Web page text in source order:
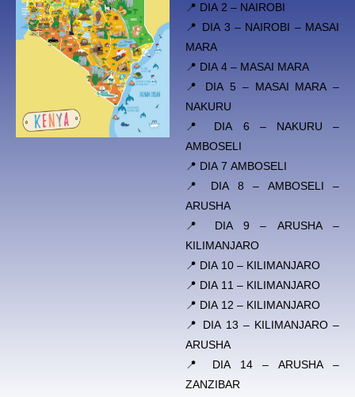
📍 DIA 2 – NAIROBI
📍 DIA 3 – NAIROBI – MASAI
MARA
📍 DIA 4 – MASAI MARA
📍 DIA 5 – MASAI MARA –
NAKURU
📍 DIA 6 – NAKURU –
AMBOSELI
📍 DIA 7 AMBOSELI
📍 DIA 8 – AMBOSELI –
ARUSHA
📍 DIA 9 – ARUSHA –
KILIMANJARO
📍 DIA 10 – KILIMANJARO
📍 DIA 11 – KILIMANJARO
📍 DIA 12 – KILIMANJARO
📍 DIA 13 – KILIMANJARO –
ARUSHA
📍 DIA 14 – ARUSHA –
ZANZIBAR